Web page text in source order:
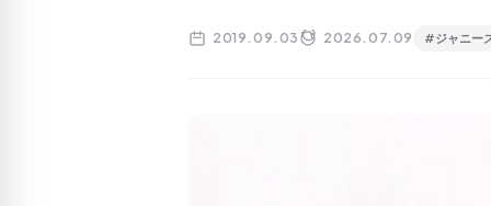
2019.09.03 2026.07.09 #ジャニー